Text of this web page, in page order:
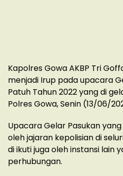
Kapolres Gowa AKBP Tri
menjadi Irup pada upacara
Patuh Tahun 2022 yang di
Polres Gowa, Senin (13/06/
Upacara Gelar Pasukan
oleh jajaran kepolisian di
di ikuti juga oleh instansi lain
perhubungan.